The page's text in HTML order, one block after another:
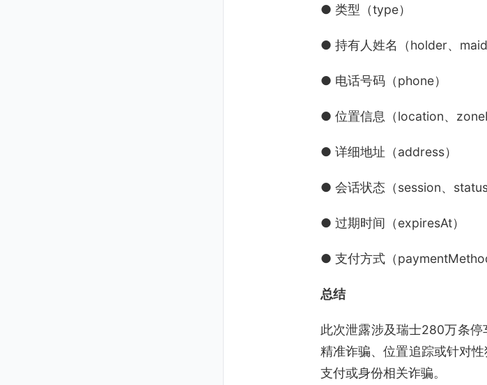
● 类型（type）
● 持有人姓名（holder、
● 电话号码（phone）
● 位置信息（location、
● 详细地址（address）
● 会话状态（session、status
● 过期时间（expiresAt）
● 支付方式（
总结
此次泄露涉及瑞士280万条停
精准诈骗、位置追踪或针对
支付或身份相关诈骗。